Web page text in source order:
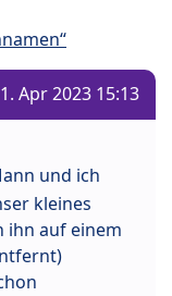
Apr 2023 15:13
und ich
kleines
ihn auf einem